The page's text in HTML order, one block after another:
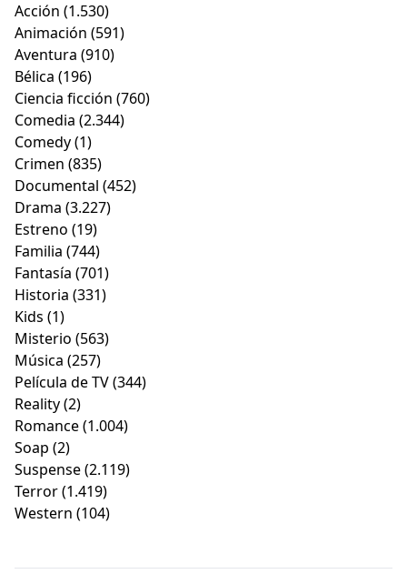
Acción (1.530)
Animación (591)
Aventura (910)
Bélica (196)
Ciencia ficción (760)
Comedia (2.344)
Comedy(1)
Crimen (835)
Documental (452)
Drama (3.227)
Estreno (19)
Familia (744)
Fantasía (701)
Historia (331)
Kids (1)
Misterio (563)
Música (257)
Película de TV(344)
Reality(2)
Romance(1.004)
Soap (2)
Suspense(2.119)
Terror(1.419)
Western (104)